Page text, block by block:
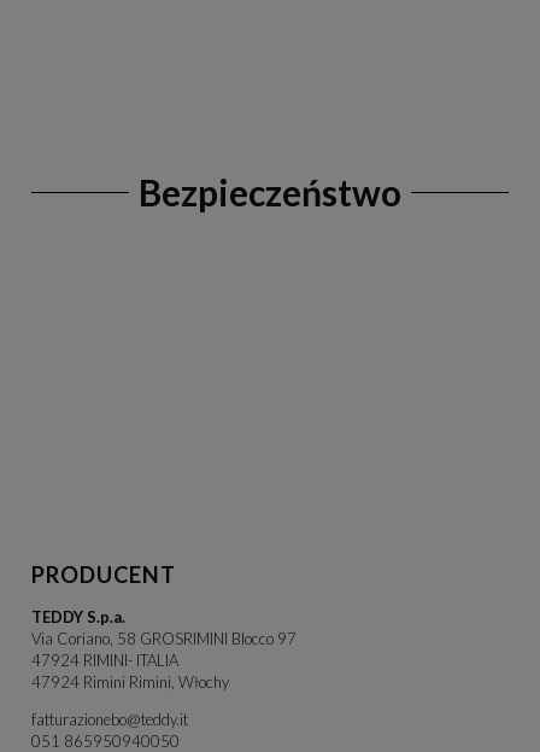
Bezpieczeństwo
PRODUCENT
TEDDY S.p.a.
Via Coriano, 58 GROSRIMINI Blocco 97
47924 RIMINI- ITALIA
47924 Rimini Rimini, Włochy
fatturazionebo@teddy.it
051 865950940050